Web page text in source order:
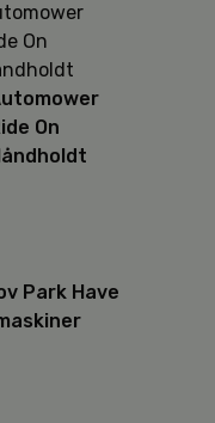
On
On
Park Have